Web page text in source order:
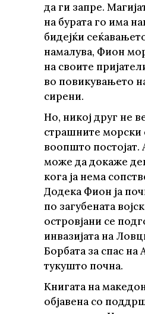
да ги запре.
на бурата го има
бидејќи
намалува, Фион
на своите
во повикувањето
сирени.
Но, никој друг не
страшните морски
воопшто постојат.
може да докаже
кога ја нема
Додека Фион ја
по загубената
островјани се
инвазијата на
Борбата за спас на
тукушто почна.
Книгата на
објавена со